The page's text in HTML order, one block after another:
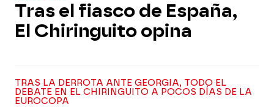
Tras el fiasco de España,
El Chiringuito opina
TRAS LA DERROTA ANTE GEORGIA, TODO EL
DEBATE EN EL CHIRINGUITO A POCOS DÍAS DE LA
EUROCOPA